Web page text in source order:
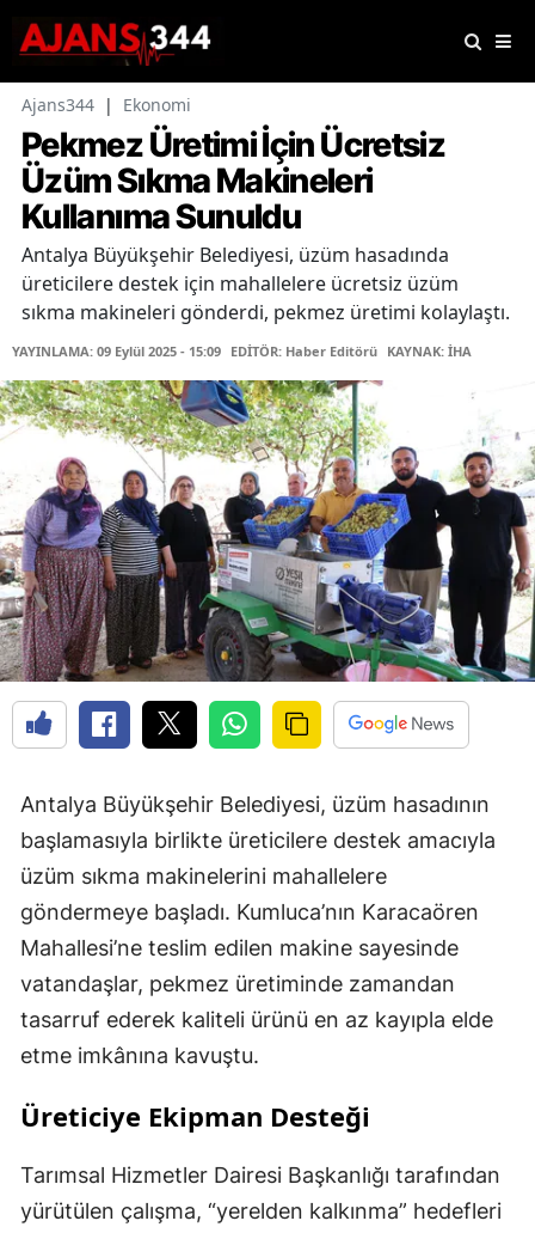
Ajans344 | Ekonomi
Pekmez Üretimi İçin Ücretsiz
Üzüm Sıkma Makineleri
Kullanıma Sunuldu
Antalya Büyükşehir Belediyesi, üzüm hasadında
üreticilere destek için mahallelere ücretsiz üzüm
sıkma makineleri gönderdi, pekmez üretimi kolaylaştı.
YAYINLAMA: 09 Eylül 2025 - 15:09 EDİTÖR: Haber Editörü KAYNAK: İHA
Antalya Büyükşehir Belediyesi, üzüm hasadının
başlamasıyla birlikte üreticilere destek amacıyla
üzüm sıkma makinelerini mahallelere
göndermeye başladı. Kumluca’nın Karacaören
Mahallesi’ne teslim edilen makine sayesinde
vatandaşlar, pekmez üretiminde zamandan
tasarruf ederek kaliteli ürünü en az kayıpla elde
etme imkânına kavuştu.
Üreticiye Ekipman Desteği
Tarımsal Hizmetler Dairesi Başkanlığı tarafından
yürütülen çalışma, “yerelden kalkınma” hedefleri